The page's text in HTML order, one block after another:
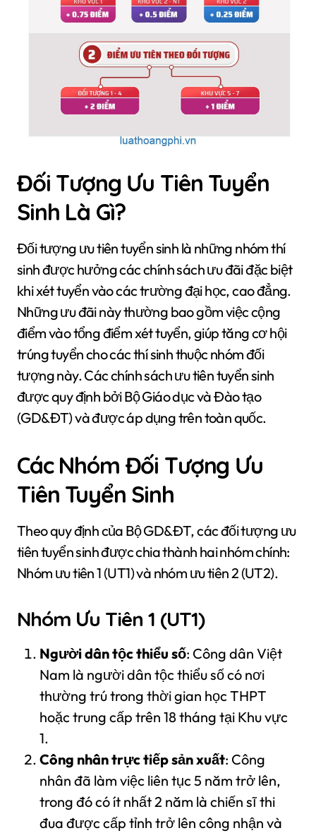
Đối Tượng Ưu Tiên Tuyển
Sinh Là Gì?
Đối tượng ưu tiên tuyển sinh là những nhóm thí
sinh được hưởng các chính sách ưu đãi đặc biệt
khi xét tuyển vào các trường đại học, cao đẳng.
Những ưu đãi này thường bao gồm việc cộng
điểm vào tổng điểm xét tuyển, giúp tăng cơ hội
trúng tuyển cho các thí sinh thuộc nhóm đối
tượng này. Các chính sách ưu tiên tuyển sinh
được quy định bởi Bộ Giáo dục và Đào tạo
(GD&ĐT) và được áp dụng trên toàn quốc.
Các Nhóm Đối Tượng Ưu
Tiên Tuyển Sinh
Theo quy định của Bộ GD&ĐT, các đối tượng ưu
tiên tuyển sinh được chia thành hai nhóm chính:
Nhóm ưu tiên 1 (UT1) và nhóm ưu tiên 2 (UT2).
Nhóm Ưu Tiên 1 (UT1)
Người dân tộc thiểu số: Công dân Việt
Nam là người dân tộc thiểu số có nơi
thường trú trong thời gian học THPT
hoặc trung cấp trên 18 tháng tại Khu vực
1.
Công nhân trực tiếp sản xuất: Công
nhân đã làm việc liên tục 5 năm trở lên,
trong đó có ít nhất 2 năm là chiến sĩ thi
đua được cấp tỉnh trở lên công nhận và